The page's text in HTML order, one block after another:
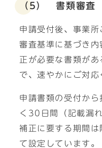
（5） 書類審査
申請受付後、事業
審査基準に基づき
正が必要な書類が
で、速やかにご対応
申請書類の受付か
く30日間（記載漏
補正に要する期間
て設定しています。